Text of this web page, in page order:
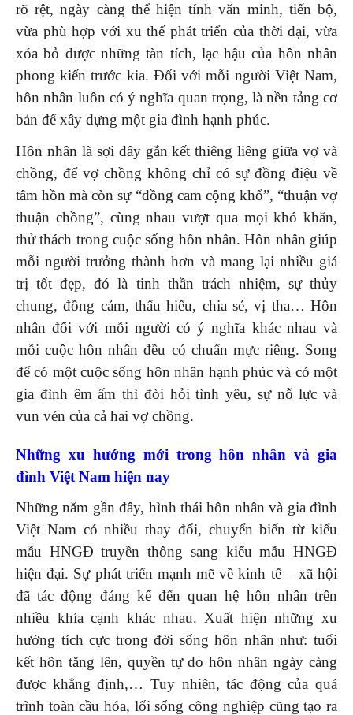
rõ rệt, ngày càng thể hiện tính văn minh, tiến bộ,
vừa phù hợp với xu thế phát triển của thời đại, vừa
xóa bỏ được những tàn tích, lạc hậu của hôn nhân
phong kiến trước kia. Đối với mỗi người Việt Nam,
hôn nhân luôn có ý nghĩa quan trọng, là nền tảng cơ
bản để xây dựng một gia đình hạnh phúc.
Hôn nhân là sợi dây gắn kết thiêng liêng giữa vợ và
chồng, để vợ chồng không chỉ có sự đồng điệu về
tâm hồn mà còn sự “đồng cam cộng khổ”, “thuận vợ
thuận chồng”, cùng nhau vượt qua mọi khó khăn,
thử thách trong cuộc sống hôn nhân. Hôn nhân giúp
mỗi người trưởng thành hơn và mang lại nhiều giá
trị tốt đẹp, đó là tinh thần trách nhiệm, sự thủy
chung, đồng cảm, thấu hiểu, chia sẻ, vị tha… Hôn
nhân đối với mỗi người có ý nghĩa khác nhau và
mỗi cuộc hôn nhân đều có chuẩn mực riêng. Song
để có một cuộc sống hôn nhân hạnh phúc và có một
gia đình êm ấm thì đòi hỏi tình yêu, sự nỗ lực và
vun vén của cả hai vợ chồng.
Những xu hướng mới trong hôn nhân và gia
đình Việt Nam hiện nay
Những năm gần đây, hình thái hôn nhân và gia đình
Việt Nam có nhiều thay đổi, chuyển biến từ kiểu
mẫu HNGĐ truyền thống sang kiểu mẫu HNGĐ
hiện đại. Sự phát triển mạnh mẽ về kinh tế – xã hội
đã tác động đáng kể đến quan hệ hôn nhân trên
nhiều khía cạnh khác nhau. Xuất hiện những xu
hướng tích cực trong đời sống hôn nhân như: tuổi
kết hôn tăng lên, quyền tự do hôn nhân ngày càng
được khẳng định,… Tuy nhiên, tác động của quá
trình toàn cầu hóa, lối sống công nghiệp cũng tạo ra